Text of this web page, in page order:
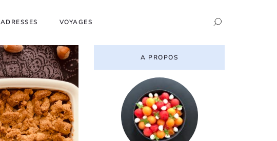
ADRESSES VOYAGES
A PROPOS